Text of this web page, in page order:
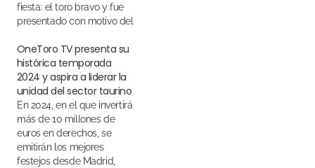
fiesta: el toro bravo y fue
presentado con motivo del
OneToro TV presenta su
histórica temporada
2024 y aspira a liderar la
unidad del sector taurino
En 2024, en el que invertirá
más de 10 millones de
euros en derechos, se
emitirán los mejores
festejos desde Madrid,